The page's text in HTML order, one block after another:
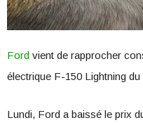
Ford vient de rapprocher
électrique F-150 Lightning
Lundi, Ford a baissé le prix